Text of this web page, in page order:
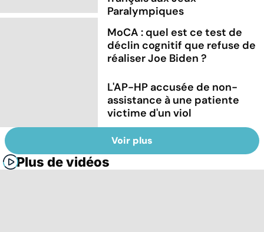
Paralympiques
MoCA : quel est ce test de
déclin cognitif que refuse de
réaliser Joe Biden ?
L'AP-HP accusée de non-
assistance à une patiente
victime d'un viol
Voir plus
Plus de vidéos